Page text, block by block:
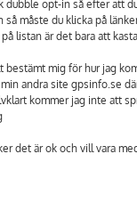
dubble opt-in så efter att
så måste du klicka på
listan är det bara att
bestämt mig för hur jag
andra site gpsinfo.se
kommer jag inte att
det är ok och vill vara